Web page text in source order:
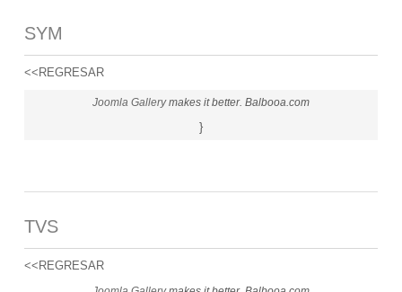
SYM
<<REGRESAR
Joomla Gallerymakes it better. Balbooa.com
}
TVS
<<REGRESAR